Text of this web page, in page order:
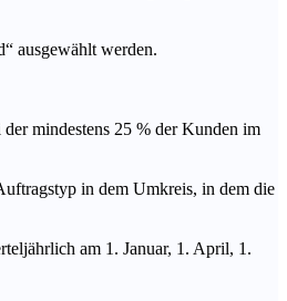
ausgewählt werden.
mindestens 25 % der Kunden im
in dem Umkreis, in dem die
am 1. Januar, 1. April, 1.